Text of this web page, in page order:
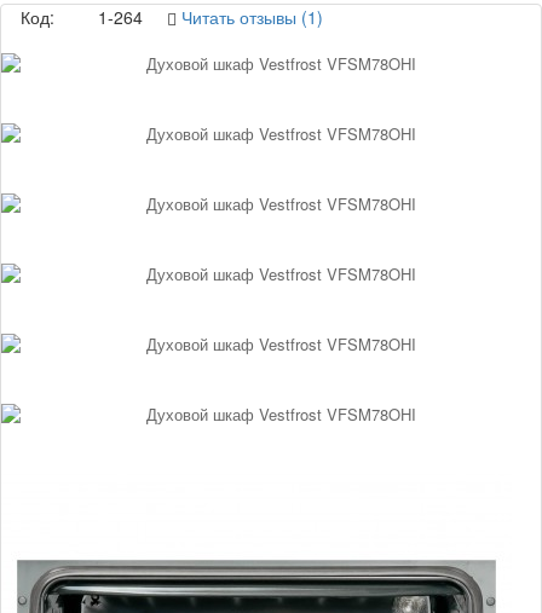
Код: 1-264 Читать отзывы (1)